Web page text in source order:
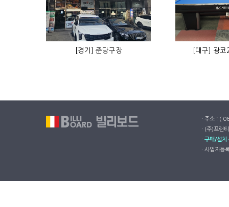
[경기] 준당구장 [대구] 광
ㆍ주소 : (
ㆍ(주)프런
ㆍ 구매/설치
ㆍ사업자